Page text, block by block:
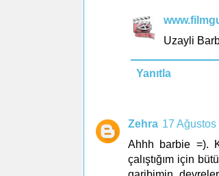
Uzayli
Yanıtla
Zehra 17
Ahhh barbie =).
çalıştığım için